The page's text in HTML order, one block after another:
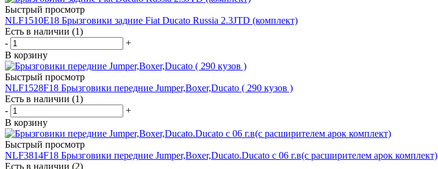
Быстрый просмотр
NLF1510E18 Брызговики задние Fiat Ducato Russia 2.3JTD (комплект)
Есть в наличии (1)
-
+
В корзину
Быстрый просмотр
NLF1528F18 Брызговики передние Jumper,Boxer,Ducato ( 290 кузов )
Есть в наличии (1)
-
+
В корзину
Быстрый просмотр
NLF3814F18 Брызговики передние Jumper,Boxer,Ducato.Ducato c 06 г.в(с расширителем арок комплект)
Есть в наличии (2)